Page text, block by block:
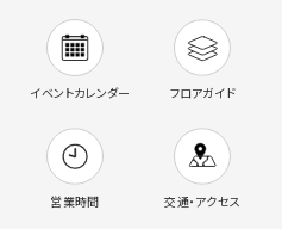
イベントカレンダー フロアガイド
営業時間 交通・アクセス